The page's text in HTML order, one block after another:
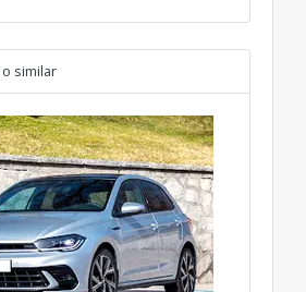
o similar